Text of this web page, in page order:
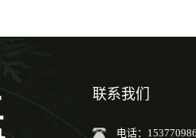
联系我们
电话：